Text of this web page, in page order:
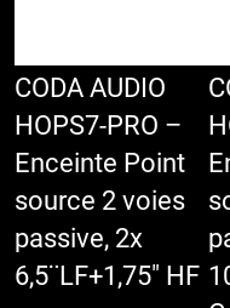
CODA AUDIO
HOPS7-PRO –
Enceinte Point
source 2 voies
passive, 2x
6,5¨LF+1,75″ HF